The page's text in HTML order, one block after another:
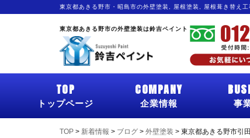
東京都あきる野市・昭島市の外壁塗装, 屋根塗装, 屋根葺き替え
東京都あきる野市の外壁塗装は鈴吉ペイント
TOP
トップページ
COMPANY
企業情報 事
TOP > 新着情報 > ブログ > 外壁塗装 > 東京都あきる野市引